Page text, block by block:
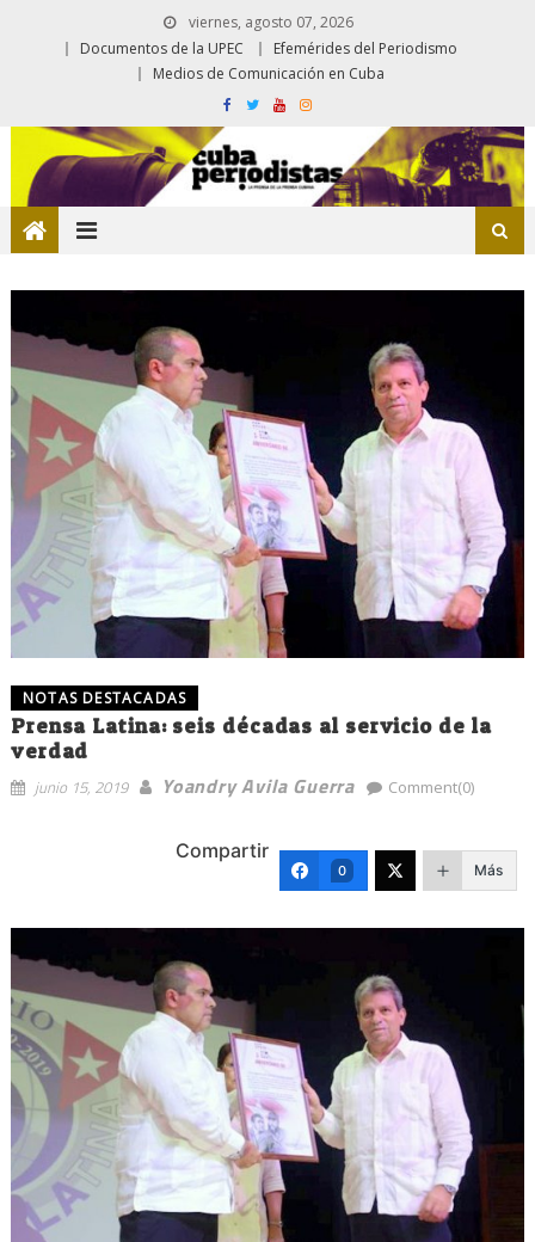
viernes, agosto 07, 2026
Documentos de la UPEC
Efemérides del Periodismo
Medios de Comunicación en Cuba
NOTAS DESTACADAS
Prensa Latina: seis décadas al servicio de la
verdad
junio 15, 2019 Yoandry Avila Guerra Comment(0)
Compartir
0 Más